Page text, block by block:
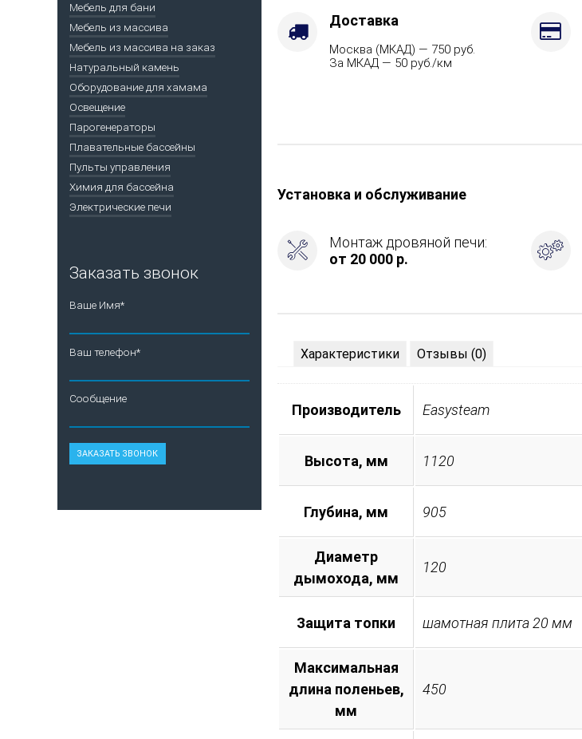
дрова
Комплектация
Доставка
Москва (МКАД) — 750 руб.
За МКАД — 50 руб./км
Установка и обслуживание
Монтаж дровяной печи:
от 20 000 р.
Характеристики Отзывы (0)
Производитель Easysteam
Высота, мм 1120
Глубина, мм 905
Диаметр
дымохода, мм
120
Защита топки шамотная плита 20 мм
Максимальная
длина поленьев,
мм
450
Мебель для бани
Мебель из массива
Мебель из массива на заказ
Натуральный камень
Оборудование для хамама
Освещение
Парогенераторы
Плавательные бассейны
Пульты управления
Химия для бассейна
Электрические печи
Заказать звонок
Ваше Имя*
Ваш телефон*
Сообщение